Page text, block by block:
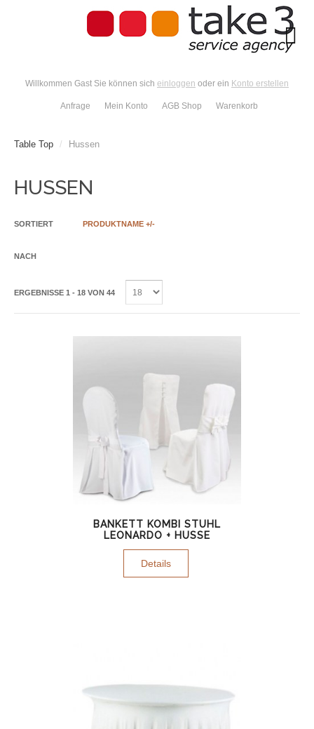
Willkommen Gast Sie können sich einloggen oder ein Konto erstellen
Anfrage Mein Konto AGB Shop Warenkorb
Table Top / Hussen
HUSSEN
SORTIERT
NACH
PRODUKTNAME +/-
ERGEBNISSE 1 - 18 VON 44
BANKETT KOMBI STUHL
LEONARDO + HUSSE
Details